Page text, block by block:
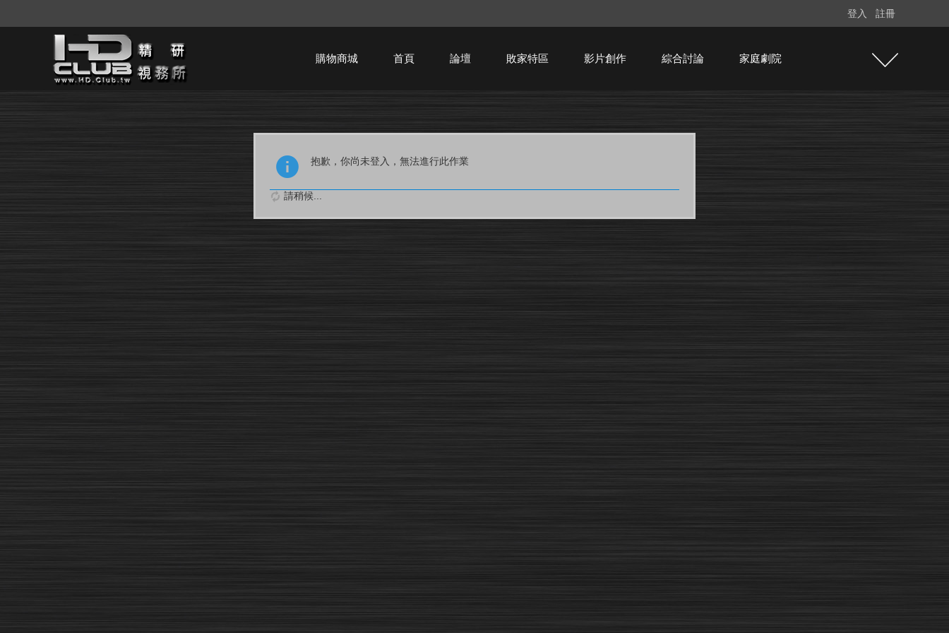
登入 註冊
購物商城 首頁 論壇 敗家特區 影片創作 綜合討論 家庭劇院
抱歉，你尚未登入，無法進行此作業
請稍候...